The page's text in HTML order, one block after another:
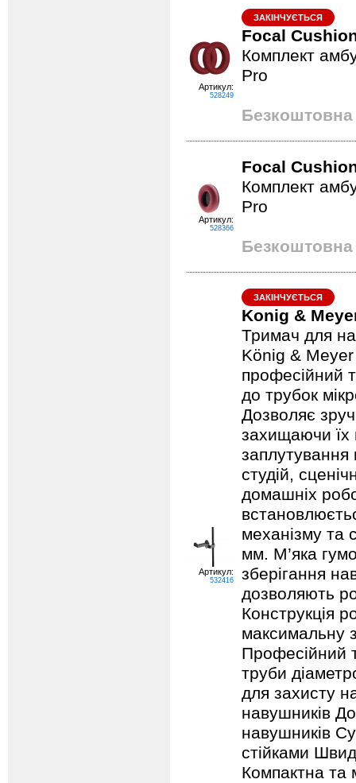
Артикул:
528249
ЗАКІНЧУЄТЬСЯ
Focal
Комплект
Pro
Безкоштовна
Артикул:
528366
Focal
Комплект
Pro
Безкоштовна
Артикул:
532416
ЗАКІНЧУЄТЬСЯ
Konig &
Тримач для
König &
професійний
до трубок
Дозволяє
захищаючи їх
заплутування
студій,
домашніх
механізму та
мм. М’яка
зберігання
дозволяють
Конструкція
максимальну
Професійний
труби
для захисту
навушників
навушників
стійками
Компактна та